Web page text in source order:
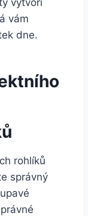
vám
dne.
rohlíků
správný